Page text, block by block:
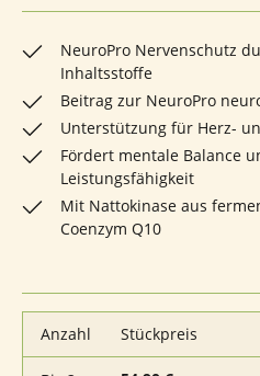
NeuroPro Nervenschutz
Inhaltsstoffe
Beitrag zur NeuroPro
Unterstützung für Herz-
Fördert mentale Balance
Leistungsfähigkeit
Mit Nattokinase aus
Coenzym Q10
Anzahl Stückpreis